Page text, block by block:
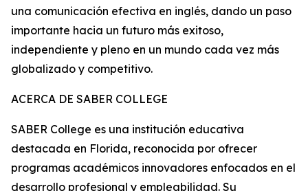
una comunicación efectiva en inglés, dando un paso
importante hacia un futuro más exitoso,
independiente y pleno en un mundo cada vez más
globalizado y competitivo.
ACERCA DE SABER COLLEGE
SABER College es una institución educativa
destacada en Florida, reconocida por ofrecer
programas académicos innovadores enfocados en el
desarrollo profesional y empleabilidad. Su